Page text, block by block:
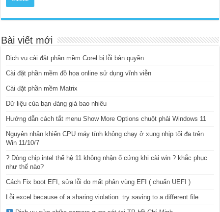
Bài viết mới
Dịch vụ cài đặt phần mềm Corel bị lỗi bản quyền
Cài đặt phần mềm đồ họa online sử dụng vĩnh viễn
Cài đặt phần mềm Matrix
Dữ liệu của bạn đáng giá bao nhiêu
Hướng dẫn cách tắt menu Show More Options chuột phải Windows 11
Nguyên nhân khiến CPU máy tính không chạy ở xung nhịp tối đa trên
Win 11/10/7
? Dòng chip intel thế hệ 11 không nhận ổ cứng khi cài win ? khắc phục
như thế nào?
Cách Fix boot EFI, sửa lỗi do mất phân vùng EFI ( chuẩn UEFI )
Lỗi excel because of a sharing violation. try saving to a different file